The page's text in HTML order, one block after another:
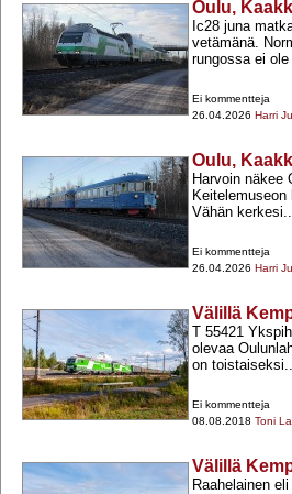
Oulu,
Ic28 juna
vetämänä.
rungossa ei ole
Ei kommentteja
26.04.2026 Harri
Oulu,
Harvoin näkee
Vähän
Ei kommentteja
26.04.2026 Harri
Välillä
T 55421
olevaa
on
Ei kommentteja
08.08.2018 Toni
Välillä
Raahelainen